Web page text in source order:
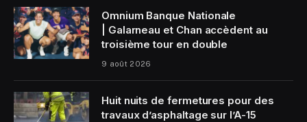
Omnium Banque Nationale
| Galarneau et Chan accèdent au
troisième tour en double
9 août 2026
Huit nuits de fermetures pour des
travaux d’asphaltage sur l’A-15